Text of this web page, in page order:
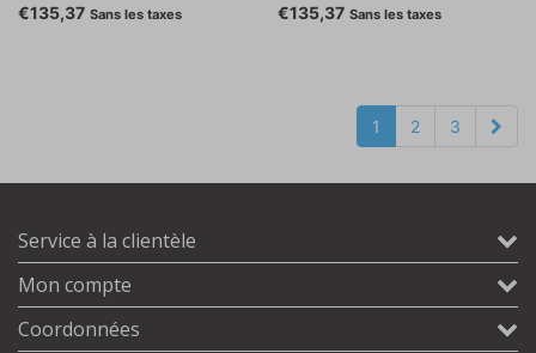
€135,37 Sans les taxes €135,37 Sans les taxes
1 2 3
Service à la clientèle
Mon compte
Coordonnées